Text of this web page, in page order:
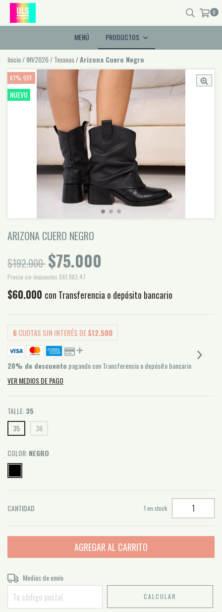
0
MENÚ PRODUCTOS
Inicio/INV2026/Texanas/Arizona Cuero Negro
61% OFF
NUEVO
ARIZONA CUERO NEGRO
$192.000 $75.000
Precio sin impuestos $61.983,47
$60.000 con Transferencia o depósito bancario
6CUOTAS SIN INTERÉS DE$12.500
20% de descuento pagando con Transferencia o depósito bancario
VER MEDIOS DE PAGO
TALLE:35
35
36
COLOR:NEGRO
CANTIDAD 1 en stock
Entregas para el CP:
Medios de envío
CALCULAR